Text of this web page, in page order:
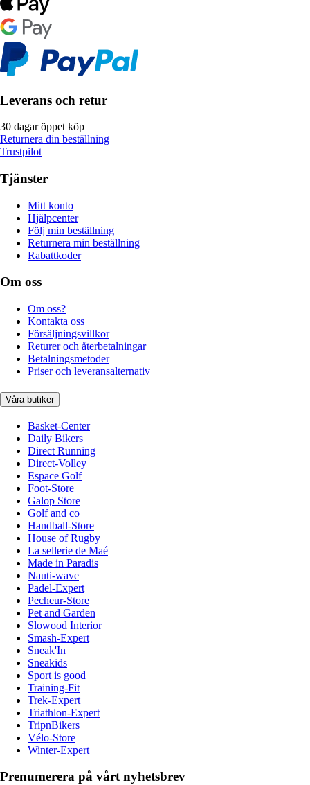
Leverans och retur
30 dagar öppet köp
Returnera din beställning
Trustpilot
Tjänster
Mitt konto
Hjälpcenter
Följ min beställning
Returnera min beställning
Rabattkoder
Om oss
Om oss?
Kontakta oss
Försäljningsvillkor
Returer och återbetalningar
Betalningsmetoder
Priser och leveransalternativ
Våra butiker
Basket-Center
Daily Bikers
Direct Running
Direct-Volley
Espace Golf
Foot-Store
Galop Store
Golf and co
Handball-Store
House of Rugby
La sellerie de Maé
Made in Paradis
Nauti-wave
Padel-Expert
Pecheur-Store
Pet and Garden
Slowood Interior
Smash-Expert
Sneak'In
Sneakids
Sport is good
Training-Fit
Trek-Expert
Triathlon-Expert
TripnBikers
Vélo-Store
Winter-Expert
Prenumerera på vårt nyhetsbrev